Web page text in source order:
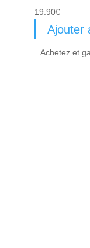
19.90€
Ajouter
Achetez et